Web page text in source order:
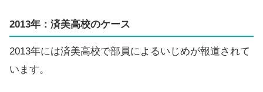
2013年：済美高校のケース
2013年には済美高校で部員によるいじめが報道されて
います。